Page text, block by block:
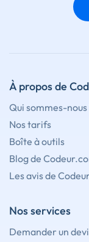
À propos de
Qui sommes-nous
Nos tarifs
Boîte à outils
Blog de
Les avis de
Nos services
Demander un